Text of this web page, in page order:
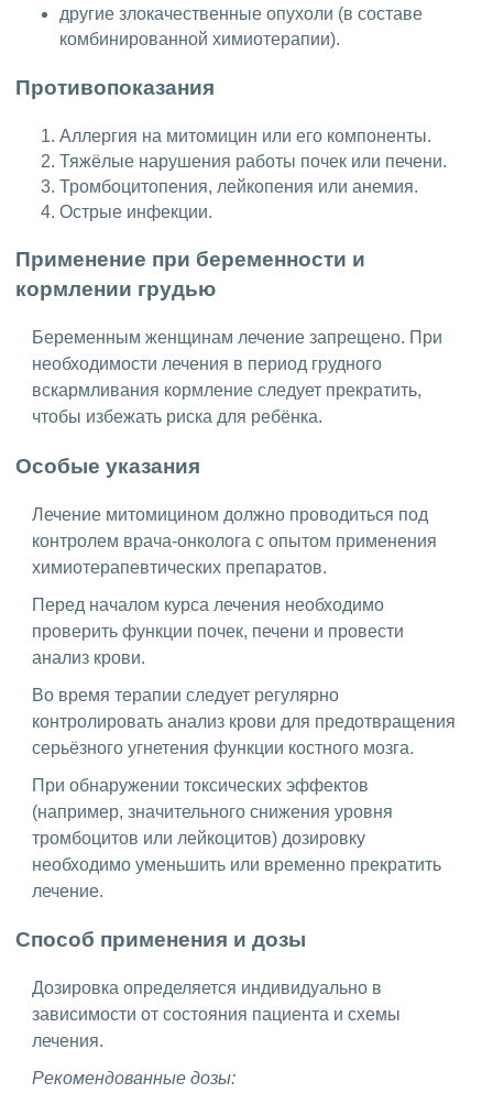
другие злокачественные опухоли (в составе
комбинированной химиотерапии).
Противопоказания
Аллергия на митомицин или его компоненты.
Тяжёлые нарушения работы почек или печени.
Тромбоцитопения, лейкопения или анемия.
Острые инфекции.
Применение при беременности и
кормлении грудью
Беременным женщинам лечение запрещено. При
необходимости лечения в период грудного
вскармливания кормление следует прекратить,
чтобы избежать риска для ребёнка.
Особые указания
Лечение митомицином должно проводиться под
контролем врача-онколога с опытом применения
химиотерапевтических препаратов.
Перед началом курса лечения необходимо
проверить функции почек, печени и провести
анализ крови.
Во время терапии следует регулярно
контролировать анализ крови для предотвращения
серьёзного угнетения функции костного мозга.
При обнаружении токсических эффектов
(например, значительного снижения уровня
тромбоцитов или лейкоцитов) дозировку
необходимо уменьшить или временно прекратить
лечение.
Способ применения и дозы
Дозировка определяется индивидуально в
зависимости от состояния пациента и схемы
лечения.
Рекомендованные дозы: